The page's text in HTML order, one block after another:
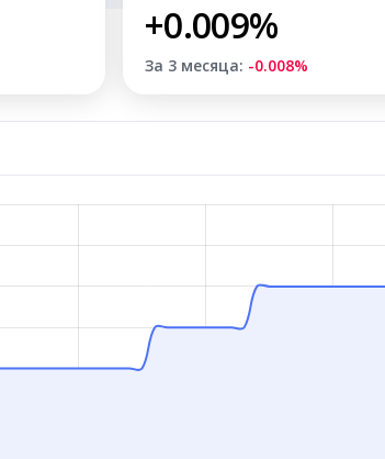
+0.009%
За 3 месяца: -0.008%